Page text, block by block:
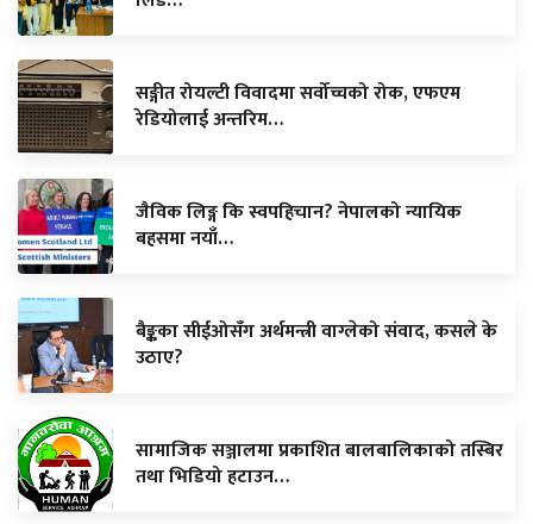
सङ्गीत रोयल्टी विवादमा सर्वोच्चको रोक, एफएम
रेडियोलाई अन्तरिम…
जैविक लिङ्ग कि स्वपहिचान? नेपालको न्यायिक
बहसमा नयाँ…
बैङ्कका सीईओसँग अर्थमन्त्री वाग्लेको संवाद, कसले के
उठाए?
सामाजिक सञ्जालमा प्रकाशित बालबालिकाको तस्बिर
तथा भिडियो हटाउन…